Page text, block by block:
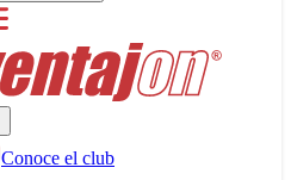
Conoce el club